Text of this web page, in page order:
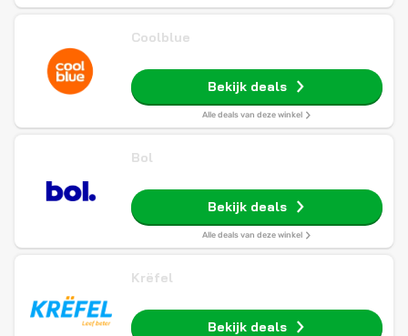
Coolblue
Bekijk deals
Alle deals van deze winkel
Bol
Bekijk deals
Alle deals van deze winkel
Krëfel
Bekijk deals